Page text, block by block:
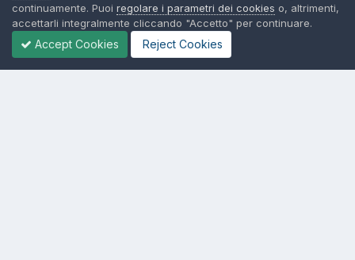
Share Seguono 0
continuamente. Puoi regolare i parametri dei cookies o, altrimenti,
accettarli integralmente cliccando "Accetto" per continuare.
Accept Cookies Reject Cookies